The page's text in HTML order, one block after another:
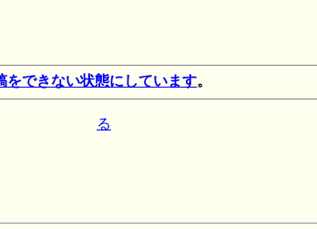
をできない状態にしています。
る